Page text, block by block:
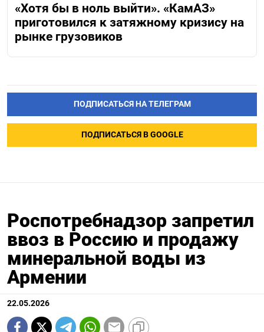
«Хотя бы в ноль выйти». «КамАЗ»
приготовился к затяжному кризису на
рынке грузовиков
ПОДПИСАТЬСЯ НА ТЕЛЕГРАМ
ПОДПИСАТЬСЯ В GOOGLE
Роспотребнадзор запретил
ввоз в Россию и продажу
минеральной воды из
Армении
22.05.2026